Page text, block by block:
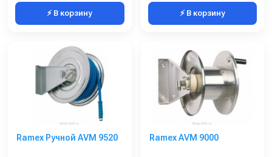
⚡ В корзину ⚡ В корзину
Ramex Ручной AVM 9520 Ramex AVM 9000